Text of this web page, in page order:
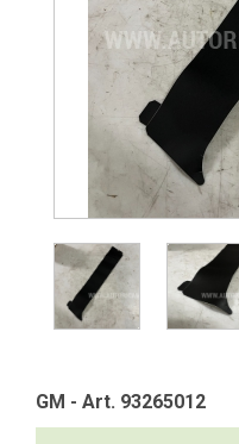
GM - Art. 93265012